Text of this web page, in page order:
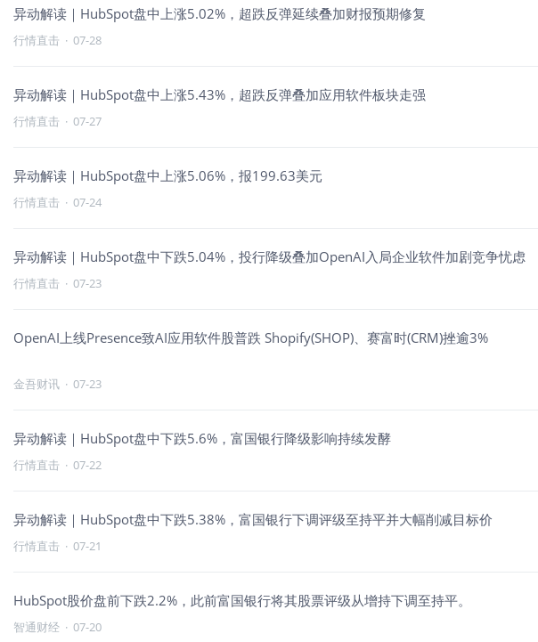
异动解读｜HubSpot盘中上涨5.02%，超跌反弹延续叠加财报预期修复
行情直击 · 07-28
异动解读｜HubSpot盘中上涨5.43%，超跌反弹叠加应用软件板块走强
行情直击 · 07-27
异动解读｜HubSpot盘中上涨5.06%，报199.63美元
行情直击 · 07-24
异动解读｜HubSpot盘中下跌5.04%，投行降级叠加OpenAI入局企业软件加剧竞争忧虑
行情直击 · 07-23
OpenAI上线Presence致AI应用软件股普跌 Shopify(SHOP)、赛富时(CRM)挫逾3%
金吾财讯 · 07-23
异动解读｜HubSpot盘中下跌5.6%，富国银行降级影响持续发酵
行情直击 · 07-22
异动解读｜HubSpot盘中下跌5.38%，富国银行下调评级至持平并大幅削减目标价
行情直击 · 07-21
HubSpot股价盘前下跌2.2%，此前富国银行将其股票评级从增持下调至持平。
智通财经 · 07-20